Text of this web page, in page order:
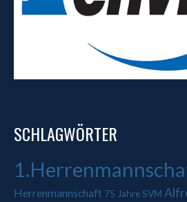
SCHLAGWÖRTER
Herrenmannschaft 75 Jahre SVM